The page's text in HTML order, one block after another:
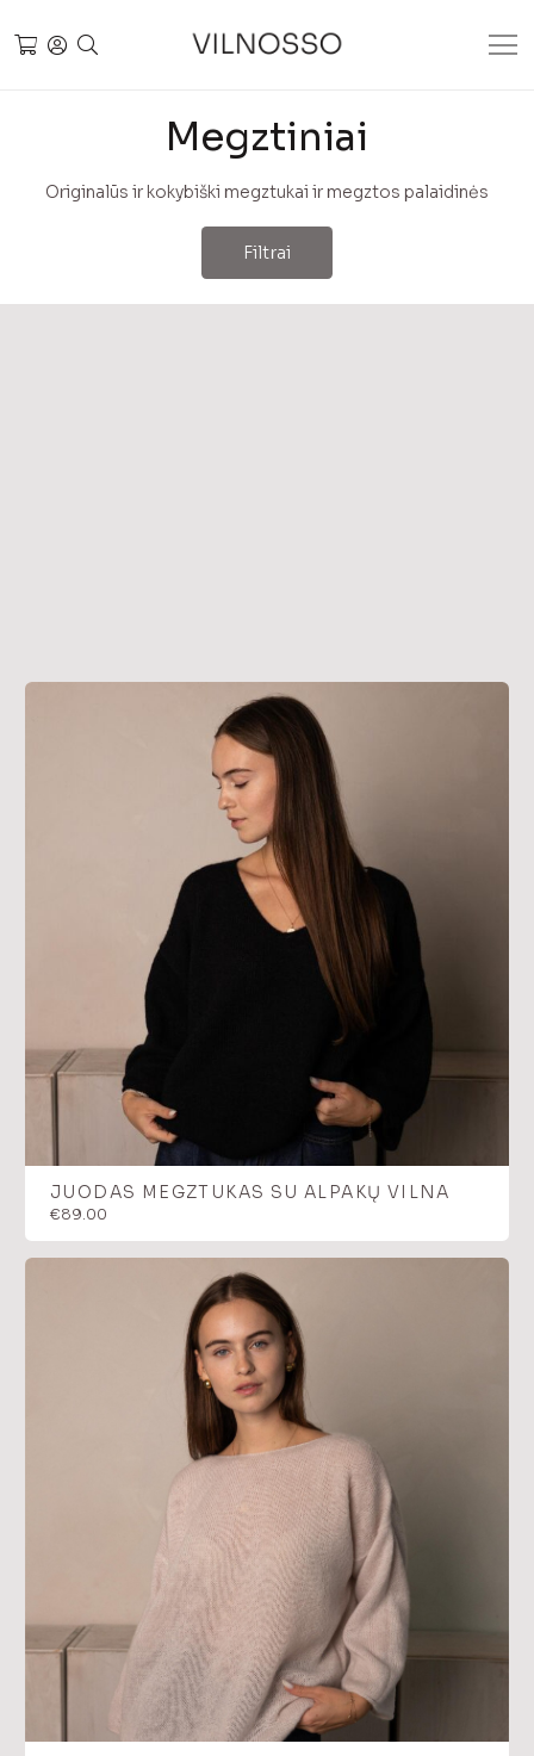
Megztiniai
Originalūs ir kokybiški megztukai ir megztos palaidinės
Filtrai
JUODAS MEGZTUKAS SU ALPAKŲ VILNA
€89.00